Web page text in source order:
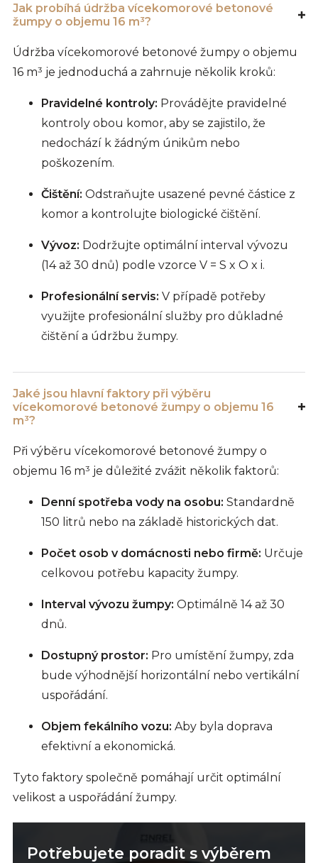
Jak probíhá údržba vícekomorové betonové
žumpy o objemu 16 m³?
Údržba vícekomorové betonové žumpy o objemu
16 m³ je jednoduchá a zahrnuje několik kroků:
Pravidelné kontroly: Provádějte pravidelné
kontroly obou komor, aby se zajistilo, že
nedochází k žádným únikům nebo
poškozením.
Čištění: Odstraňujte usazené pevné částice z
komor a kontrolujte biologické čištění.
Vývoz: Dodržujte optimální interval vývozu
(14 až 30 dnů) podle vzorce V = S x O x i.
Profesionální servis: V případě potřeby
využijte profesionální služby pro důkladné
čištění a údržbu žumpy.
Jaké jsou hlavní faktory při výběru
vícekomorové betonové žumpy o objemu 16
m³?
Při výběru vícekomorové betonové žumpy o
objemu 16 m³ je důležité zvážit několik faktorů:
Denní spotřeba vody na osobu: Standardně
150 litrů nebo na základě historických dat.
Počet osob v domácnosti nebo firmě: Určuje
celkovou potřebu kapacity žumpy.
Interval vývozu žumpy: Optimálně 14 až 30
dnů.
Dostupný prostor: Pro umístění žumpy, zda
bude výhodnější horizontální nebo vertikální
uspořádání.
Objem fekálního vozu: Aby byla doprava
efektivní a ekonomická.
Tyto faktory společně pomáhají určit optimální
velikost a uspořádání žumpy.
Potřebujete poradit s výběrem